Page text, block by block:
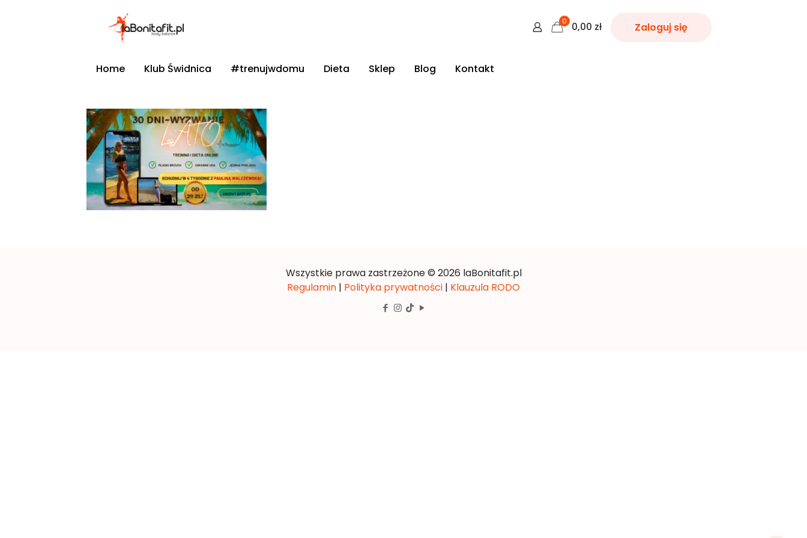
0 0,00 zł Zaloguj się
Home Klub Świdnica #trenujwdomu Dieta Sklep Blog Kontakt
Wszystkie prawa zastrzeżone © 2026 laBonitafit.pl
Regulamin | Polityka prywatności | Klauzula RODO